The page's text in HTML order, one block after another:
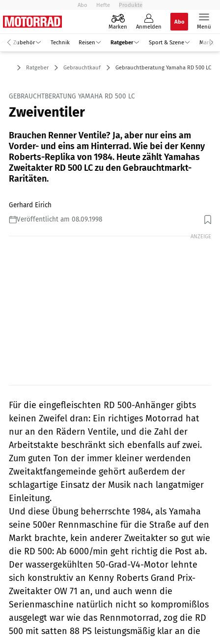
Abo Hefte Produkte
Marken Anmelden
Abo
Menü
Zubehör Technik Reisen Ratgeber Sport & Szene Markt
Ratgeber Gebrauchtkauf Gebrauchtberatung Yamaha RD 500 LC
GEBRAUCHTBERATUNG YAMAHA RD 500 LC
Zweiventiler
Brauchen Renner Ventile? Ja, aber nur eins am
Vorder- und eins am Hinterrad. Wie bei der Kenny
Roberts-Replika von 1984. Heute zählt Yamahas
Zweitakter RD 500 LC zu den Gebrauchtmarkt-
Raritäten.
Gerhard Eirich
Veröffentlicht am 08.09.1998
ANZEIGE
Für die eingefleischten RD 500-Anhänger gibts
keinen Zweifel dran: Ein richtiges Motorrad hat
nur an den Rädern Ventile, und die Zahl der
Arbeitstakte beschränkt sich ebenfalls auf zwei.
Zum guten Ton der immer kleiner werdenden
Zweitaktfangemeinde gehört außerdem der
schlagartige Einsatz der Musik nach langatmiger
Einleitung.
Und diese Übung beherrschte 1984, als Yamaha
seine 500er Rennmaschine für die Straße auf den
Markt brachte, kein anderer Zweitakter so gut wie
die RD 500: Ab 6000/min geht richtig die Post ab.
Der wassergekühlten 50-Grad-V4-Motor lehnte
sich konstruktiv an Kenny Roberts Grand Prix-
Zweitakter OW 71 an, und auch wenn die
Serienmaschine natürlich nicht so kompromißlos
ausgelegt war wie das Rennmotorrad, zog die RD
500 mit satten 88 PS leistungsmäßig klar an die